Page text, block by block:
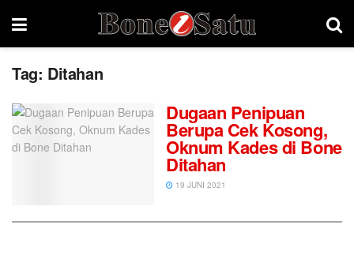
Tag: Ditahan
Dugaan Penipuan
Berupa Cek Kosong,
Oknum Kades di Bone
Ditahan
19 JUNI 2021